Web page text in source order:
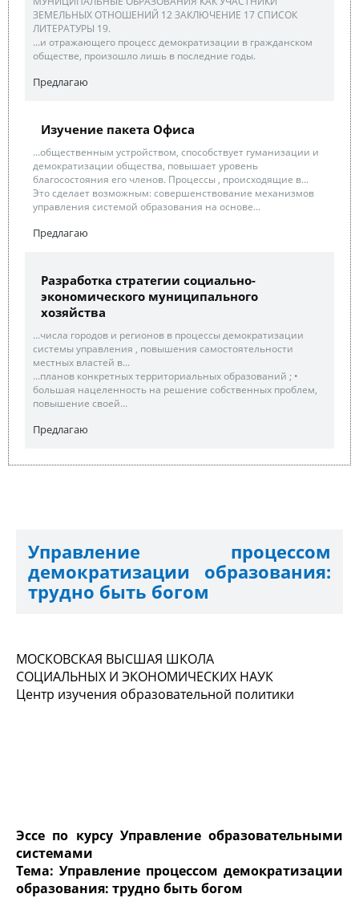
ЗЕМЕЛЬНЫХ ОТНОШЕНИЙ 12 ЗАКЛЮЧЕНИЕ 17 СПИСОК
ЛИТЕРАТУРЫ 19.
...и отражающего процесс демократизации в гражданском
обществе, произошло лишь в последние годы.
Предлагаю
Изучение пакета Офиса
...общественным устройством, способствует гуманизации и
демократизации общества, повышает уровень
благосостояния его членов. Процессы , происходящие в...
Это сделает возможным: совершенствование механизмов
управления системой образования на основе...
Предлагаю
Разработка стратегии социально-
экономического муниципального
хозяйства
...числа городов и регионов в процессы демократизации
системы управления , повышения самостоятельности
местных властей в...
...планов конкретных территориальных образований ; •
большая нацеленность на решение собственных проблем,
повышение своей...
Предлагаю
Управление процессом
демократизации образования:
трудно быть богом
МОСКОВСКАЯ ВЫСШАЯ ШКОЛА
СОЦИАЛЬНЫХ И ЭКОНОМИЧЕСКИХ НАУК
Центр изучения образовательной политики
Эссе по курсу Управление образовательными
системами
Тема: Управление процессом демократизации
образования: трудно быть богом